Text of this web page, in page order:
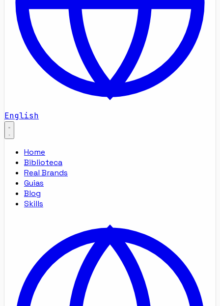
English
Home
Biblioteca
Real Brands
Guias
Blog
Skills